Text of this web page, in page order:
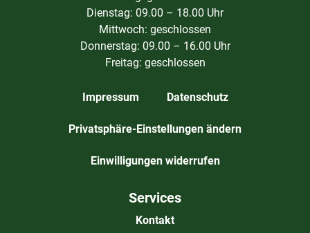
Dienstag: 09.00 – 18.00 Uhr
Mittwoch: geschlossen
Donnerstag: 09.00 – 16.00 Uhr
Freitag: geschlossen
Impressum Datenschutz
Privatsphäre-Einstellungen ändern
Einwilligungen widerrufen
Services
Kontakt